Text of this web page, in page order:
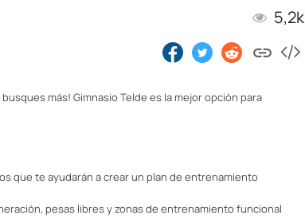
5,2k
más! Gimnasio Telde es la mejor opción para
que te ayudarán a crear un plan de entrenamiento
pesas libres y zonas de entrenamiento funcional